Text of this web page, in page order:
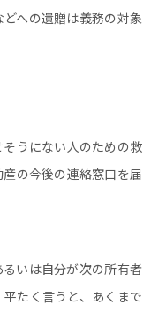
への遺贈は義務の対象
うにない人のための救
の今後の連絡窓口を届
いは自分が次の所有者
たく言うと、あくまで